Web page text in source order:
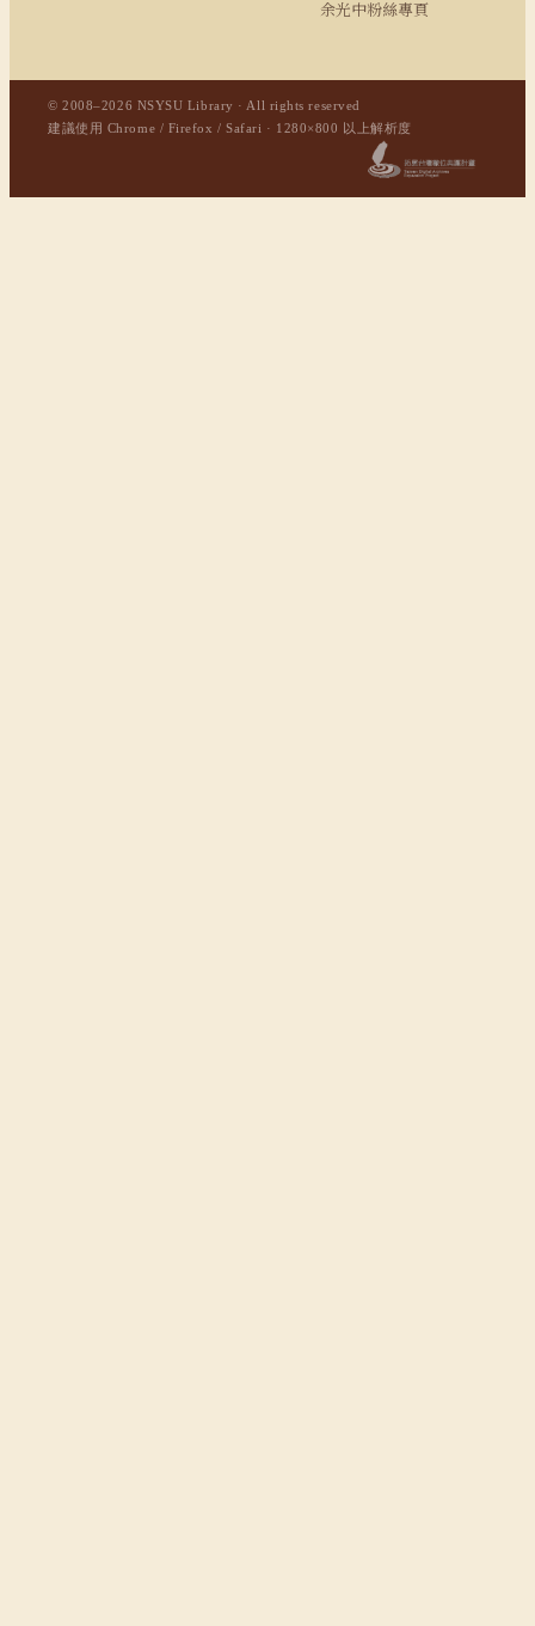
余光中粉絲專頁
© 2008–2026 NSYSU Library · All rights reserved
建議使用 Chrome / Firefox / Safari · 1280×800 以上解析度